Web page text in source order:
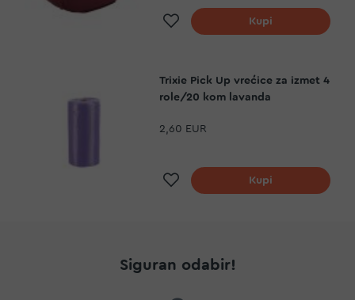
Dodaj na listu želja
Kupi
Trixie Pick Up vrećice za izmet 4
role/20 kom lavanda
2,60 EUR
Dodaj na listu želja
Kupi
Siguran odabir!